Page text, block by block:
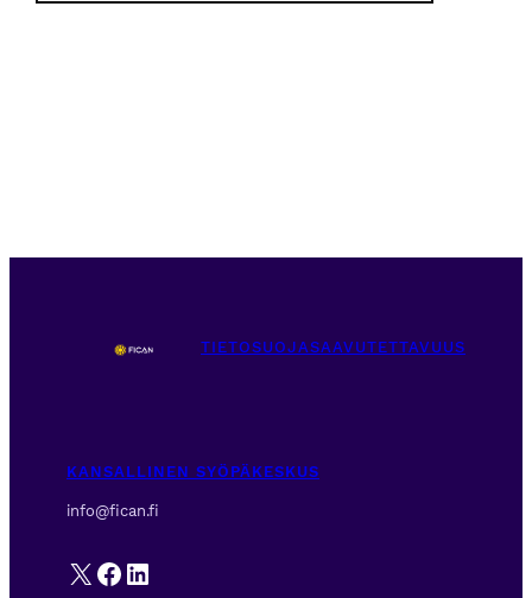
TIETOSUOJASAAVUTETTAVUUS
KANSALLINEN SYÖPÄKESKUS
info@fican.fi
X Facebook
LinkedIn